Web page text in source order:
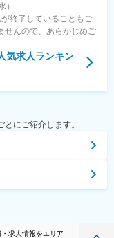
）
終了していることもご
せんので、あらかじめご
気求人ランキン
にご紹介します。
求人情報をエリア